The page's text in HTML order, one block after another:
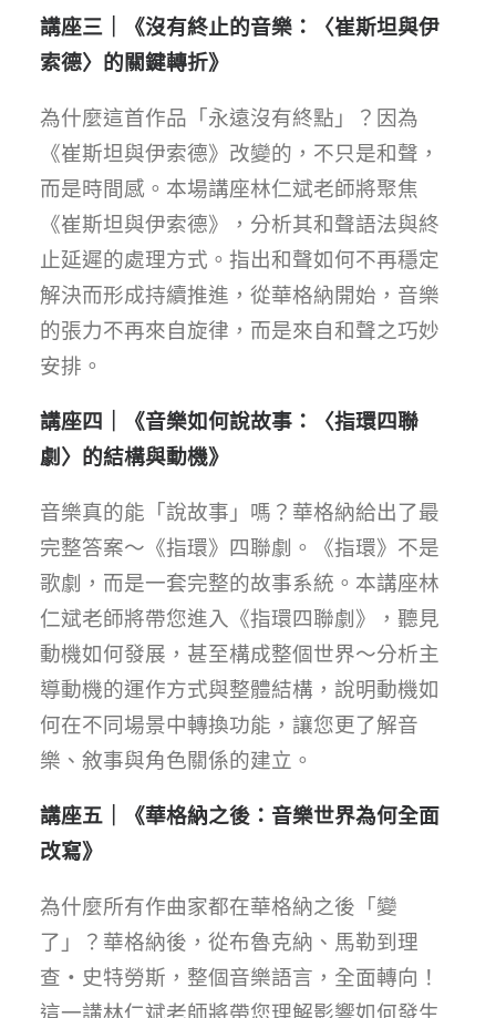
講座三｜《沒有終止的音樂：〈崔斯坦與伊
索德〉的關鍵轉折》
為什麼這首作品「永遠沒有終點」？因為
《崔斯坦與伊索德》改變的，不只是和聲，
而是時間感。本場講座林仁斌老師將聚焦
《崔斯坦與伊索德》，分析其和聲語法與終
止延遲的處理方式。指出和聲如何不再穩定
解決而形成持續推進，從華格納開始，音樂
的張力不再來自旋律，而是來自和聲之巧妙
安排。
講座四｜《音樂如何說故事：〈指環四聯
劇〉的結構與動機》
音樂真的能「說故事」嗎？華格納給出了最
完整答案～《指環》四聯劇。《指環》不是
歌劇，而是一套完整的故事系統。本講座林
仁斌老師將帶您進入《指環四聯劇》，聽見
動機如何發展，甚至構成整個世界～分析主
導動機的運作方式與整體結構，說明動機如
何在不同場景中轉換功能，讓您更了解音
樂、敘事與角色關係的建立。
講座五｜《華格納之後：音樂世界為何全面
改寫》
為什麼所有作曲家都在華格納之後「變
了」？華格納後，從布魯克納、馬勒到理
查・史特勞斯，整個音樂語言，全面轉向！